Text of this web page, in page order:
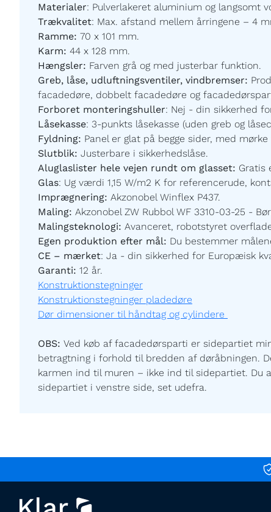
Materialer: Pulverlakeret aluminium og langsomt
Trækvalitet: Max. afstand mellem årringene – 4
Ramme: 70 x 101 mm.
Karm: 44 x 128 mm.
Hængsler: Farven grå og med justerbar funktion.
Greb, låse, udluftningsventiler, vindbremser:
facadedøre, dobbelt facadedøre og
Forboret monteringshuller: Nej - din sikkerhed
Låsekasse: 3-punkts låsekasse (uden greb og
Fyldning: Panel er glat på begge sider, med
Slutblik: Justerbare i sikkerhedslåse.
Aluglaslister hele vejen rundt om glasset: Gratis
Glas: Ug værdi 1,15 W/m2 K for referencerude,
Imprægnering: Akzonobel Winflex P437.
Maling: Akzonobel ZW Rubbol WF 3310-03-25 -
Malingsteknologi: Avanceret, robotstyret
Egen produktion efter mål: Du bestemmer
CE – mærket: Ja - din sikkerhed for Europæisk
Garanti: 12 år.
Konstruktionstegninger
Konstruktionstegninger pladedøre
Dør dimensioner til håndtag og cylindere
OBS: Ved køb af facadedørsparti er sidepartiet
betragtning i forhold til bredden af døråbningen.
karmen ind til muren – ikke ind til sidepartiet. Du
sidepartiet i venstre side, set udefra.